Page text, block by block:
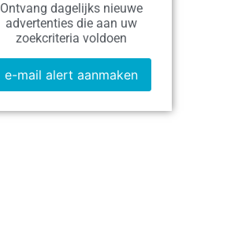
Ontvang dagelijks nieuwe
advertenties die aan uw
zoekcriteria voldoen
e-mail alert aanmaken